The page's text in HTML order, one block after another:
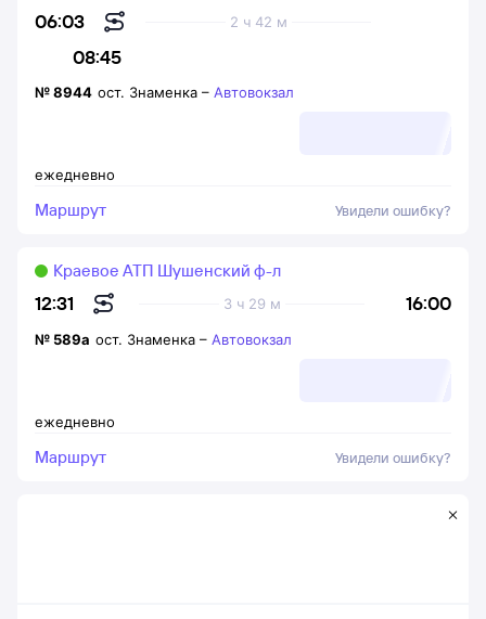
06:03
08:45
2 ч 42 м
ежедневно
№8944 ост. Знаменка – Автовокзал
Маршрут Увидели ошибку?
12:31 16:00
3 ч 29 м
Краевое АТП Шушенский ф-л
ежедневно
№ 589а ост. Знаменка – Автовокзал
Маршрут Увидели ошибку?